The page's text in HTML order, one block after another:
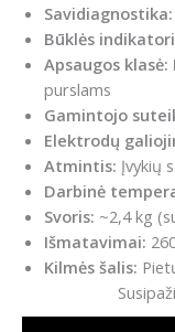
Savidiagnostika:
Būklės
Apsaugos klasė:
purslams
Gamintojo
Elektrodų
Atmintis: Įvykių
Darbinė
Svoris: ~2,4 kg
Išmatavimai:
Kilmės šalis: